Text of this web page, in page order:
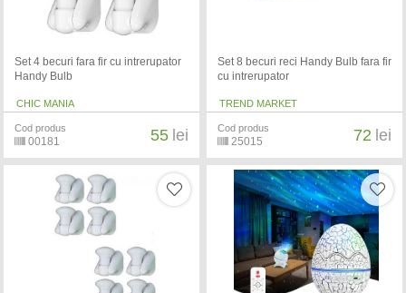
Set 4 becuri fara fir cu intrerupator
Handy Bulb
CHIC MANIA
Cod produs
00181 55 lei
Set 8 becuri reci Handy Bulb fara fir
cu intrerupator
TREND MARKET
Cod produs
25015 72 lei